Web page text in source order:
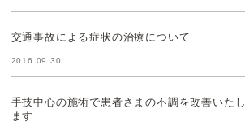
交通事故による症状の治療について
2016.09.30
手技中心の施術で患者さまの不調を改善いたし
ます